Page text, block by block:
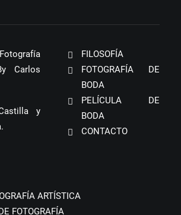
Carlos
y
FILOSOFÍA
FOTOGRAFÍA DE
BODA
PELÍCULA DE
BODA
CONTACTO
ARTÍSTICA
FOTOGRAFÍA